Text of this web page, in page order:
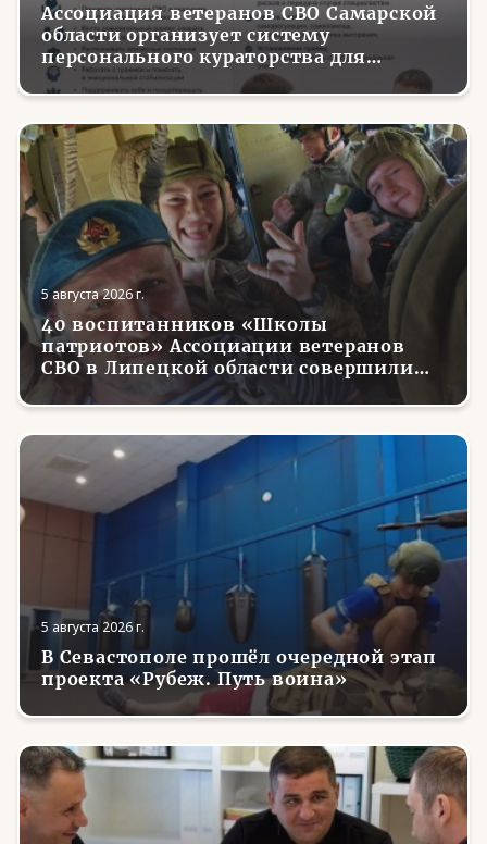
Ассоциация ветеранов СВО Самарской
области организует систему
персонального кураторства для
трудоустройства и социализации
вернувшихся с фронта бойцов
5 августа 2026 г.
40 воспитанников «Школы
патриотов» Ассоциации ветеранов
СВО в Липецкой области совершили
первые парашютные прыжки
5 августа 2026 г.
В Севастополе прошёл очередной этап
проекта «Рубеж. Путь воина»